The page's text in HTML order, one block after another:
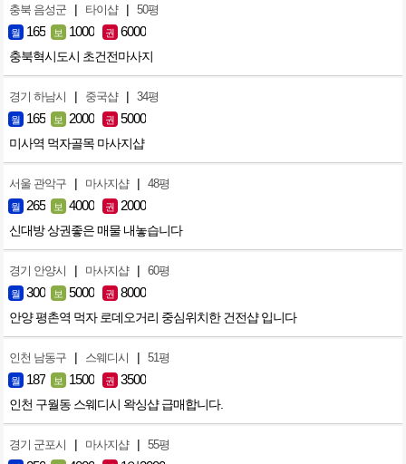
충북 음성군 | 타이샵 | 50평
월 165 보 1000 권 6000
충북혁시도시 초건전마사지
경기 하남시 | 중국샵 | 34평
월 165 보 2000 권 5000
미사역 먹자골목 마사지샵
서울 관악구 | 마사지샵 | 48평
월 265 보 4000 권 2000
신대방 상권좋은 매물 내놓습니다
경기 안양시 | 마사지샵 | 60평
월 300 보 5000 권 8000
안양 평촌역 먹자 로데오거리 중심위치한 건전샵 입니다
인천 남동구 | 스웨디시 | 51평
월 187 보 1500 권 3500
인천 구월동 스웨디시 왁싱샵 급매합니다.
경기 군포시 | 마사지샵 | 55평